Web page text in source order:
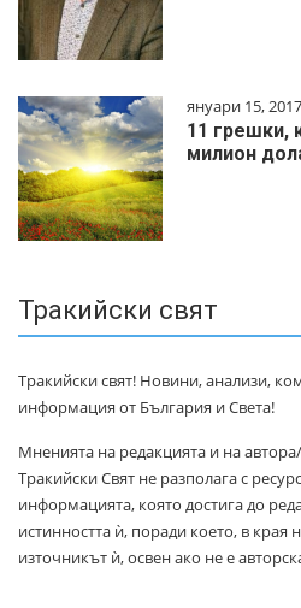
януари 15, 2017
11 грешки,
милиoн
Тракийски свят
Тракийски свят! Новини, анализи,
информация от България и Света!
Мненията на редакцията и на
Тракийски Свят не разполага с
информацията, която достига до
истинността ѝ, поради което, в края
източникът ѝ, освен ако не е